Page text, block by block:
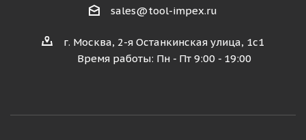
sales@tool-impex.ru
г. Москва, 2-я Останкинская улица, 1с1
Время работы: Пн - Пт 9:00 - 19:00